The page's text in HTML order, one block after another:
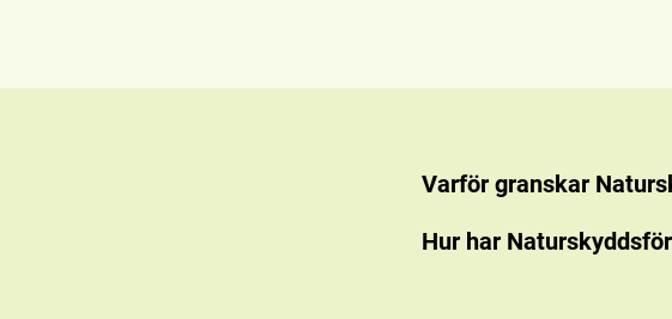
Varför granskar
Hur har